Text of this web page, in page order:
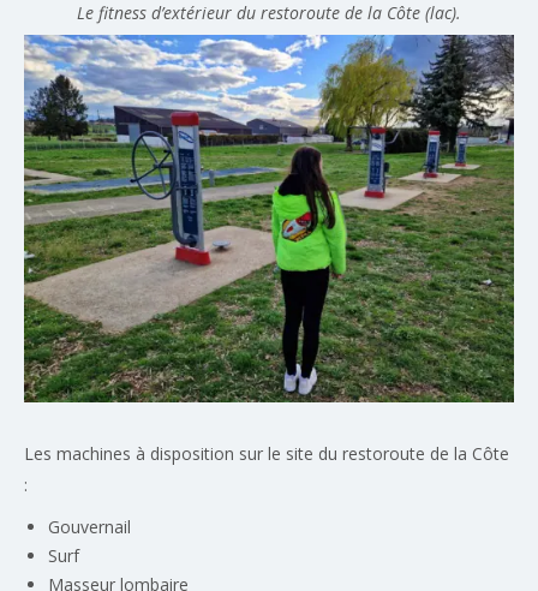
Le fitness d’extérieur du restoroute de la Côte (lac).
Les machines à disposition sur le site du restoroute de la Côte
:
Gouvernail
Surf
Masseur lombaire